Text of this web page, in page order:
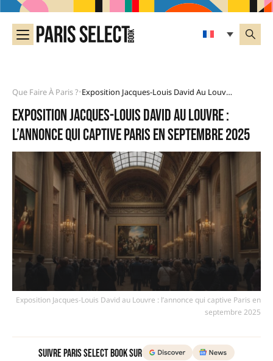
Que Faire À Paris ?• Exposition Jacques-Louis David Au Louvre : L’annonce Qui Captive Paris En Septembre 2025
Exposition Jacques-Louis David au Louvre :
l’annonce qui captive Paris en septembre 2025
Exposition Jacques-Louis David au Louvre : l’annonce qui captive Paris en
septembre 2025
Suivre Paris Select Book sur